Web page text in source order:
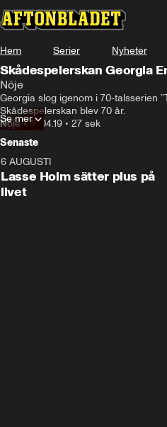
Hem Serier Nyheter
Skådespelerskan Georgia
Nöje
Georgia slog igenom i 70-talsserien
Skådespelerskan blev 70 år.
Nöje•16.04.19 • 27 sek
Se mer
Senaste
6 AUGUSTI
Lasse Holm sätter plus på
livet